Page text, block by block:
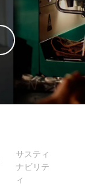
サスティ
ナビリテ
ィ